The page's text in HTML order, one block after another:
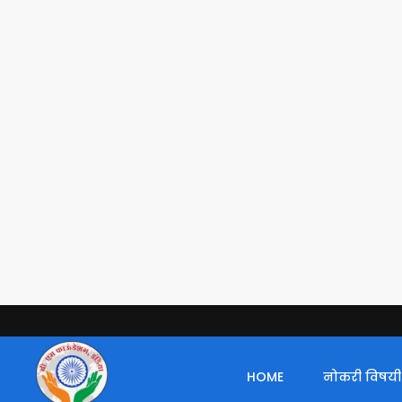
HOME नोकरी विषयी